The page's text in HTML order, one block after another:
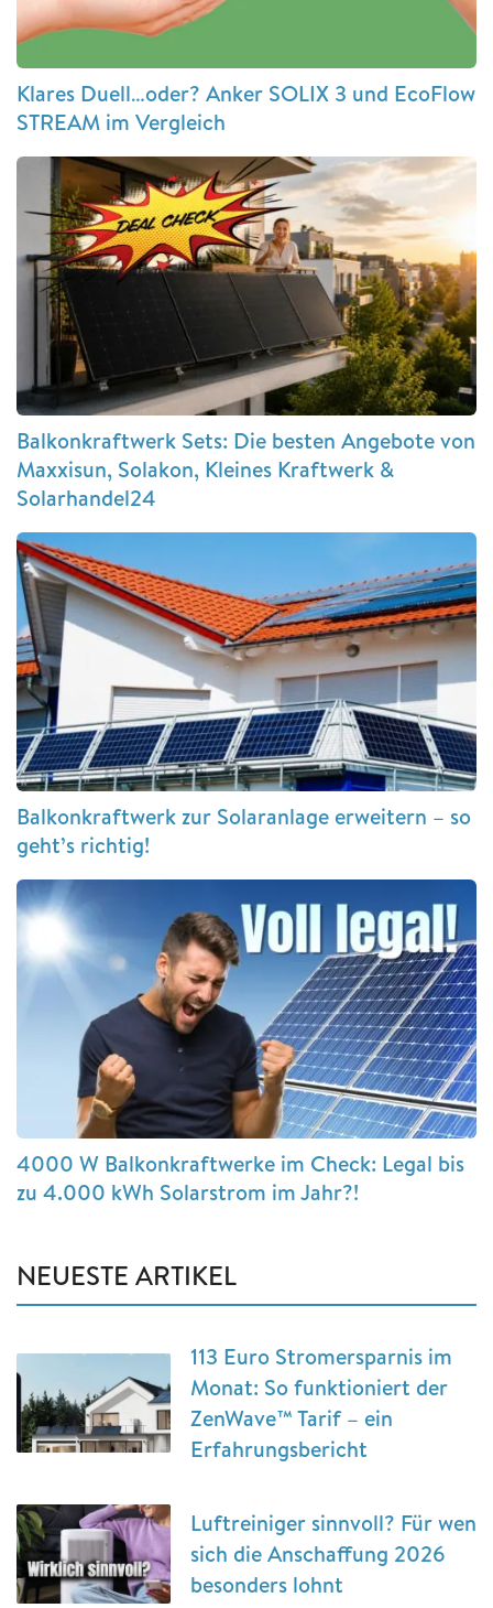
Klares Duell…oder? Anker SOLIX 3 und EcoFlow
STREAM im Vergleich
Balkonkraftwerk Sets: Die besten Angebote von
Maxxisun, Solakon, Kleines Kraftwerk &
Solarhandel24
Balkonkraftwerk zur Solaranlage erweitern – so
geht’s richtig!
4000 W Balkonkraftwerke im Check: Legal bis
zu 4.000 kWh Solarstrom im Jahr?!
NEUESTE ARTIKEL
113 Euro Stromersparnis im
Monat: So funktioniert der
ZenWave™ Tarif – ein
Erfahrungsbericht
Luftreiniger sinnvoll? Für wen
sich die Anschaffung 2026
besonders lohnt